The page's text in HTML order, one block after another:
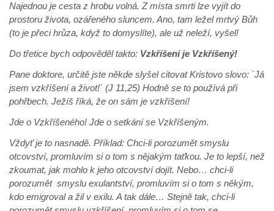
Najednou je cesta z hrobu volná. Z místa smrti lze vyjít do
prostoru života, ozářeného sluncem. Ano, tam ležel mrtvý Bůh
(to je přeci hrůza, když to domyslíte), ale už neleží, vyšel!
Do třetice bych odpověděl takto: Vzkříšení je Vzkříšený!
Pane doktore, určitě jste někde slyšel citovat Kristovo slovo: ´Já
jsem vzkříšení a život!´ (J 11,25) Hodně se to používá při
pohřbech. Ježíš říká, že on sám je vzkříšení!
Jde o Vzkříšeného! Jde o setkání se Vzkříšeným.
Vždyť je to nasnadě. Příklad: Chci-li porozumět smyslu
otcovství, promluvím si o tom s nějakým taťkou. Je to lepší, než
zkoumat, jak mohlo k jeho otcovství dojít. Nebo… chci-li
porozumět smyslu exulantství, promluvím si o tom s někým,
kdo emigroval a žil v exilu. A tak dále… Stejně tak, chci-li